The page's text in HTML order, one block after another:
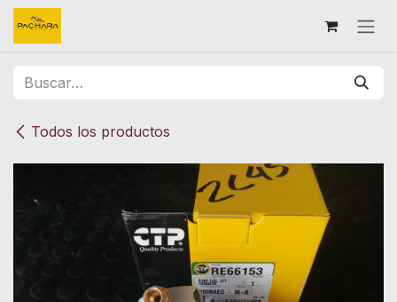
Ir al contenido
Todos los productos